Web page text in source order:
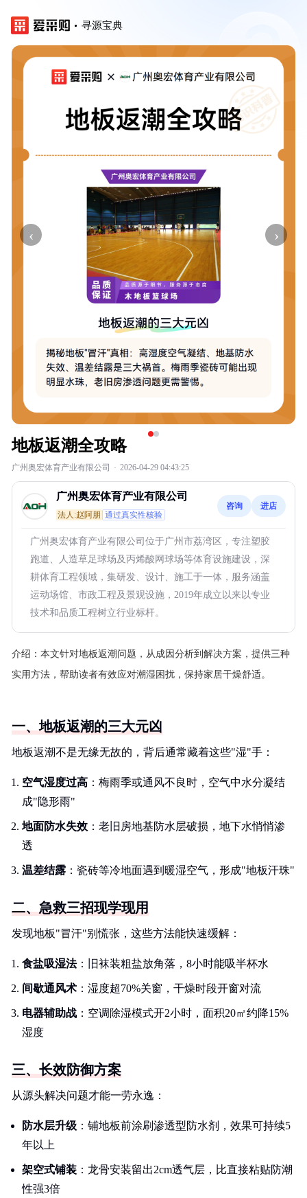
寻源宝典
‹ ›
地板返潮全攻略
广州奥宏体育产业有限公司 · 2026-04-29 04:43:25
广州奥宏体育产业有限公司
法人:赵阿朋 通过真实性核验
咨询 进店
广州奥宏体育产业有限公司位于广州市荔湾区，专注塑胶
跑道、人造草足球场及丙烯酸网球场等体育设施建设，深
耕体育工程领域，集研发、设计、施工于一体，服务涵盖
运动场馆、市政工程及景观设施，2019年成立以来以专业
技术和品质工程树立行业标杆。
介绍： 本文针对地板返潮问题，从成因分析到解决方案，提供三种
实用方法，帮助读者有效应对潮湿困扰，保持家居干燥舒适。
一、地板返潮的三大元凶
地板返潮不是无缘无故的，背后通常藏着这些"湿"手：
空气湿度过高 ：梅雨季或通风不良时，空气中水分凝结
成"隐形雨"
地面防水失效 ：老旧房地基防水层破损，地下水悄悄渗
透
温差结露 ：瓷砖等冷地面遇到暖湿空气，形成"地板汗珠"
二、急救三招现学现用
发现地板"冒汗"别慌张，这些方法能快速缓解：
食盐吸湿法：旧袜装粗盐放角落，8小时能吸半杯水
间歇通风术 ：湿度超70%关窗，干燥时段开窗对流
电器辅助战 ：空调除湿模式开2小时，面积20㎡约降15%
湿度
三、长效防御方案
从源头解决问题才能一劳永逸：
防水层升级 ：铺地板前涂刷渗透型防水剂，效果可持续5
年以上
架空式铺装 ：龙骨安装留出2cm透气层，比直接粘贴防潮
性强3倍